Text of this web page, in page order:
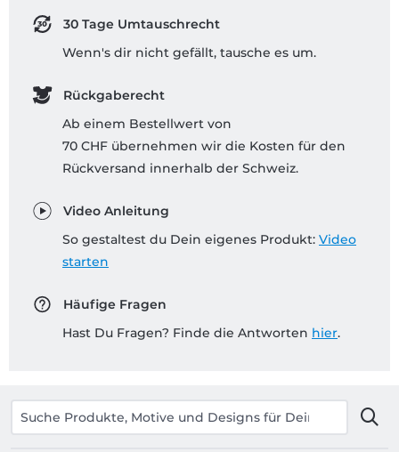
30 Tage Umtauschrecht
Wenn's dir nicht gefällt, tausche es um.
Rückgaberecht
Ab einem Bestellwert von
70 CHF übernehmen wir die Kosten für den
Rückversand innerhalb der Schweiz.
Video Anleitung
So gestaltest du Dein eigenes Produkt: Video
starten
Häufige Fragen
Hast Du Fragen? Finde die Antworten hier.